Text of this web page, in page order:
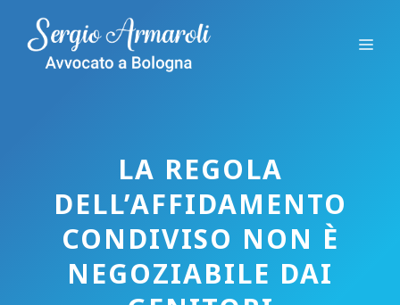
contenuto
LA REGOLA
DELL’AFFIDAMENTO
CONDIVISO NON È
NEGOZIABILE DAI